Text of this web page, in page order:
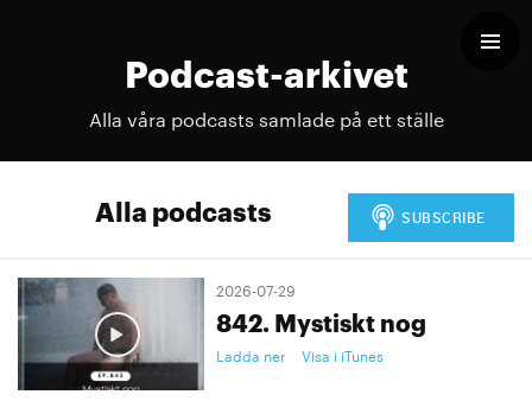
Podcast-arkivet
Alla våra podcasts samlade på ett ställe
Alla podcasts
2026-07-29
842. Mystiskt nog
Ladda ner Visa i iTunes